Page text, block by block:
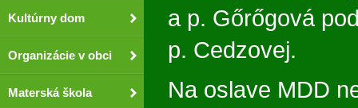
Kultúrny dom
Organizácie v obci
Materská škola
a p. Gőrőgová
p. Cedzovej.
Na oslave MDD